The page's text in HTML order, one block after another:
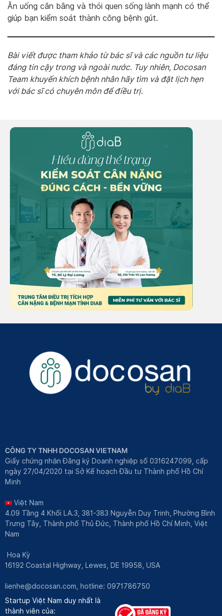
Ăn uống cân bằng và thói quen sống lành mạnh có thể
giúp bạn kiểm soát thành công bệnh gút.
Bài viết được tham khảo từ bác sĩ và các nguồn tư liệu
đáng tin cậy trong và ngoài nước. Tuy nhiên, Docosan
Team khuyến khích bệnh nhân hãy tìm và đặt lịch hẹn
với bác sĩ có chuyên môn để điều trị.
CÔNG TY TNHH DOCOSAN VIETNAM
Giấy chứng nhận Đăng ký Doanh nghiệp số 0316247099, cấp
ngày 27/04/2020 tại Sở Kế hoạch Đầu tư Thành phố Hồ Chí
Minh
Việt Nam
4.09 Tầng 4 Khối LA.3, 381-383 Nguyễn Duy Trinh, Phường Bình
Trưng Tây, Thành phố Thủ Đức, Thành phố Hồ Chí Minh, Việt
Nam
Hoa Kỳ
16192 Coastal Highway, Lewes, DE 19958, USA
lienhe@docosan.com , hotline: 0971786750
Startup Việt Nam duy nhất là
thành viên của: